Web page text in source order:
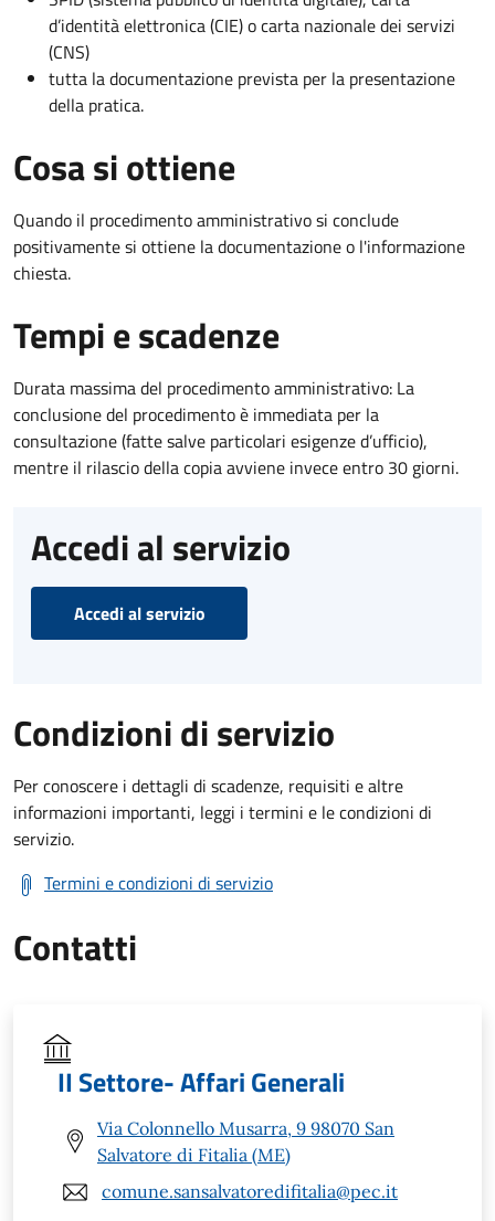
d’identità elettronica (CIE) o carta nazionale dei servizi
(CNS)
tutta la documentazione prevista per la presentazione
della pratica.
Cosa si ottiene
Quando il procedimento amministrativo si conclude
positivamente si ottiene la documentazione o l'informazione
chiesta.
Tempi e scadenze
Durata massima del procedimento amministrativo: La
conclusione del procedimento è immediata per la
consultazione (fatte salve particolari esigenze d’ufficio),
mentre il rilascio della copia avviene invece entro 30 giorni.
Accedi al servizio
Accedi al servizio
Condizioni di servizio
Per conoscere i dettagli di scadenze, requisiti e altre
informazioni importanti, leggi i termini e le condizioni di
servizio.
Termini e condizioni di servizio
Contatti
II Settore- Affari Generali
Via Colonnello Musarra, 9 98070 San
Salvatore di Fitalia (ME)
comune.sansalvatoredifitalia@pec.it